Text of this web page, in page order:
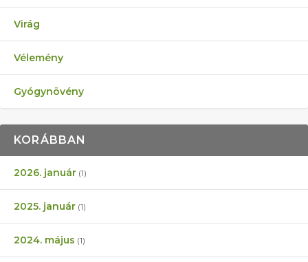
Virág
Vélemény
Gyógynövény
KORÁBBAN
2026. január (1)
2025. január (1)
2024. május (1)